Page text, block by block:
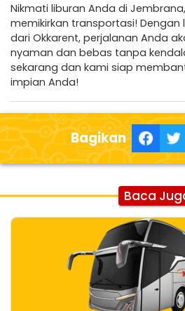
Nikmati liburan Anda di
memikirkan transportasi!
dari Okkarent, perjalanan Anda
nyaman dan bebas tanpa
sekarang dan kami siap
impian Anda!
Bagikan
Baca